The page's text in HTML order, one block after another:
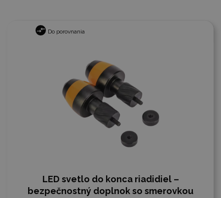
Do porovnania
LED svetlo do konca riadidiel –
bezpečnostný doplnok so smerovkou